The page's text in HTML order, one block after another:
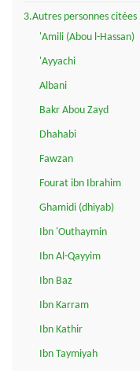
3.Autres personnes citées
'Amili (Abou l-Hassan)
'Ayyachi
Albani
Bakr Abou Zayd
Dhahabi
Fawzan
Fourat ibn Ibrahim
Ghamidi (dhiyab)
Ibn 'Outhaymin
Ibn Al-Qayyim
Ibn Baz
Ibn Karram
Ibn Kathir
Ibn Taymiyah